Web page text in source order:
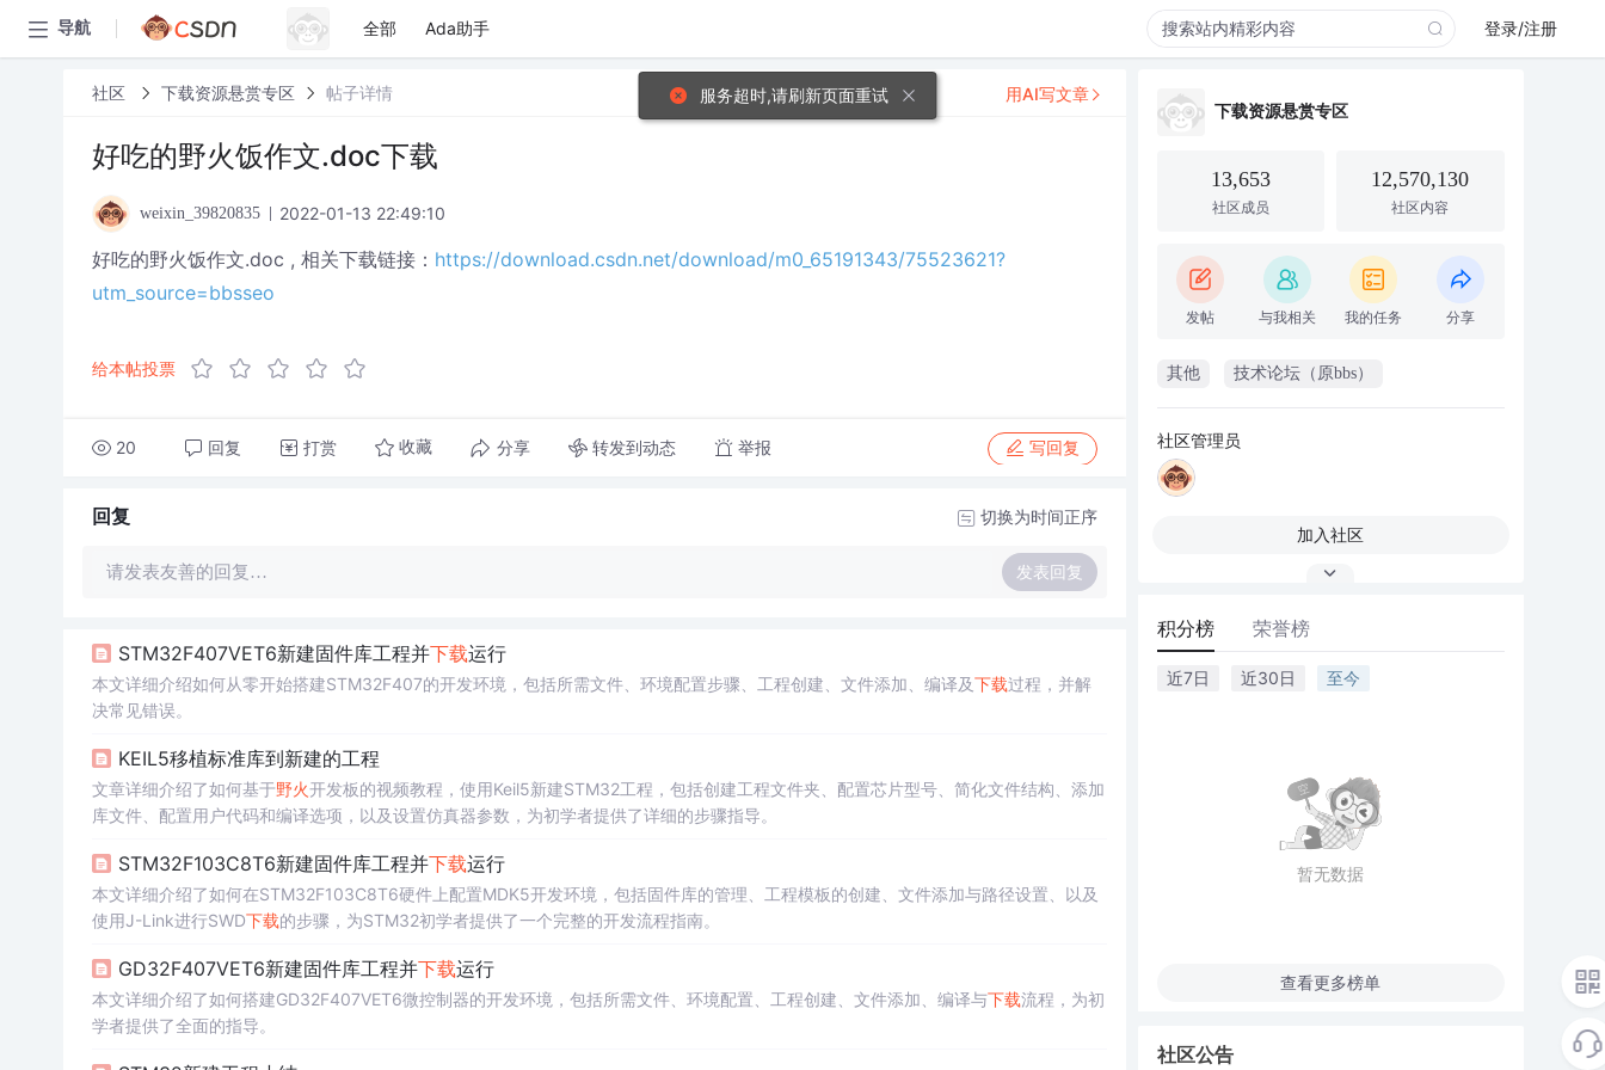
导航 全部 Ada助手 登录/注册
社区 下载资源悬赏专区 帖子详情
好吃的野火饭作文.doc下载
weixin_39820835 2022-01-13 22:49:10
好吃的野火饭作文.doc , 相关下载链接： https://download.csdn.net/download/m0_65191343/75523621?
utm_source=bbsseo
给本帖投票
20 回复 打赏 收藏 分享 转发到动态 举报 写回复
用AI写文章
回复 切换为时间正序
请发表友善的回复… 发表回复
STM32F407VET6新建固件库工程并下载运行
本文详细介绍如何从零开始搭建STM32F407的开发环境，包括所需文件、环境配置步骤、工程创建、文件添加、编译及下载过程，并解
决常见错误。
KEIL5移植标准库到新建的工程
文章详细介绍了如何基于野火开发板的视频教程，使用Keil5新建STM32工程，包括创建工程文件夹、配置芯片型号、简化文件结构、添加
库文件、配置用户代码和编译选项，以及设置仿真器参数，为初学者提供了详细的步骤指导。
STM32F103C8T6新建固件库工程并下载运行
本文详细介绍了如何在STM32F103C8T6硬件上配置MDK5开发环境，包括固件库的管理、工程模板的创建、文件添加与路径设置、以及
使用J-Link进行SWD下载的步骤，为STM32初学者提供了一个完整的开发流程指南。
GD32F407VET6新建固件库工程并下载运行
本文详细介绍了如何搭建GD32F407VET6微控制器的开发环境，包括所需文件、环境配置、工程创建、文件添加、编译与下载流程，为初
学者提供了全面的指导。
下载资源悬赏专区
13,653
社区成员
12,570,130
社区内容
发帖 与我相关 我的任务 分享
其他 技术论坛（原bbs）
社区管理员
加入社区
积分榜 荣誉榜
近7日 近30日 至今
暂无数据
查看更多榜单
社区公告
服务超时,请刷新页面重试